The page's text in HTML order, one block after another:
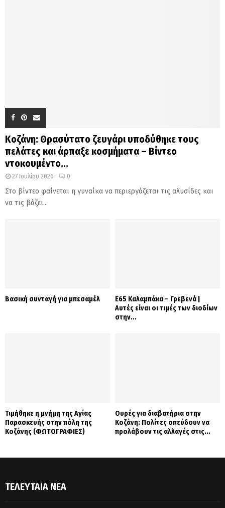
Κοζάνη: Θρασύτατο ζευγάρι υποδύθηκε τους
πελάτες και άρπαξε κοσμήματα – Βίντεο
ντοκουμέντο...
27 Ιουλίου 2026 0
Στο βίντεο φαίνεται η γυναίκα να περιεργάζεται τις αλυσίδες και
να τις βάζει...
Βασική συνταγή για μπεσαμέλ
Ε65 Καλαμπάκα – Γρεβενά |
Αυτές είναι οι τιμές των διοδίων
στην...
Τιμήθηκε η μνήμη της Αγίας
Παρασκευής στην πόλη της
Κοζάνης (ΦΩΤΟΓΡΑΦΙΕΣ)
Ουρές για διαβατήρια στην
Κοζάνη: Πολίτες σπεύδουν να
προλάβουν τις αλλαγές στις...
ΤΕΛΕΥΤΑΊΑ ΝΈΑ